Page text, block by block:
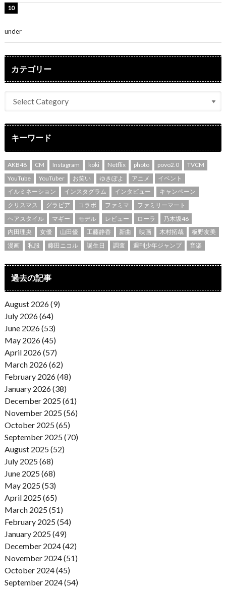
under
カテゴリー
キーワード
AKB48 CM Instagram koki Netflix photo povo2.0
TVCM
YouTube
YouTuber お笑い ゆきぽよ アニメ
イベント
イルミネーション
インスタグラム インタビュー
キャンペーン
クリスマス
グラビア コラボ ファミマ
ファミリーマート
ヘアスタイル
マギー モデル レビュー ローラ
乃木坂46
内田理央
女優 山田優 工藤静香 新曲 映画 木村拓哉
板野友美
漫画
私服 藤田ニコル 誕生日 調査 週刊少年ジャンプ 音楽
過去の記事
August 2026 (9)
July 2026 (64)
June 2026 (53)
May 2026 (45)
April 2026 (57)
March 2026 (62)
February 2026 (48)
January 2026 (38)
December 2025 (61)
November 2025 (56)
October 2025 (65)
September 2025 (70)
August 2025 (52)
July 2025 (68)
June 2025 (68)
May 2025 (53)
April 2025 (65)
March 2025 (51)
February 2025 (54)
January 2025 (49)
December 2024 (42)
November 2024 (51)
October 2024 (45)
September 2024 (54)